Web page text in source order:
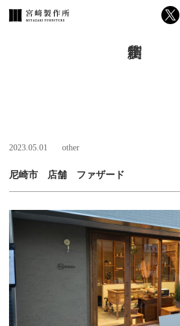
2023.05.01 other
尼崎市 店舗 ファザード